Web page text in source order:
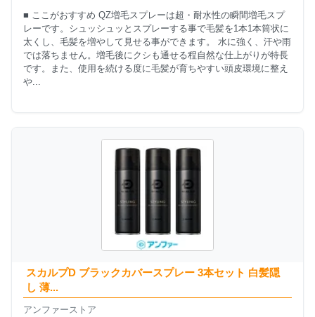
■ ここがおすすめ QZ増毛スプレーは超・耐水性の瞬間増毛スプ
レーです。シュッシュッとスプレーする事で毛髪を1本1本筒状に
太くし、毛髪を増やして見せる事ができます。 水に強く、汗や雨
では落ちません。増毛後にクシも通せる程自然な仕上がりが特長
です。また、使用を続ける度に毛髪が育ちやすい頭皮環境に整え
や...
スカルプD ブラックカバースプレー 3本セット 白髪隠
し 薄...
アンファーストア